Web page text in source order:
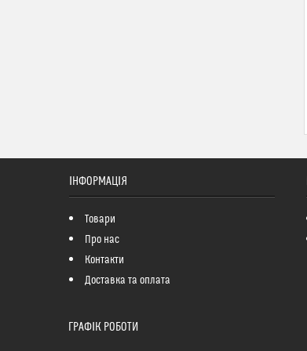
ІНФОРМАЦІЯ
Товари
Про нас
Контакти
Доставка та оплата
ГРАФІК РОБОТИ